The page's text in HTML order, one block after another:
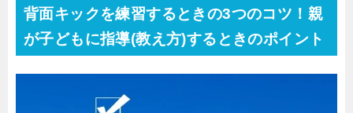
背面キックを練習するときの3つのコツ！親
が子どもに指導(教え方)するときのポイント